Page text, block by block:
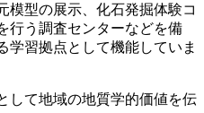
模型の展示、化石発掘体験コ
行う調査センターなどを備
学習拠点として機能していま
して地域の地質学的価値を伝